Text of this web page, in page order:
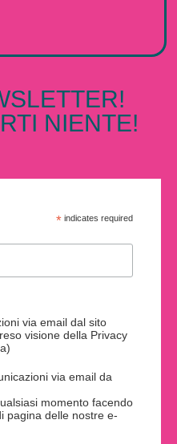
NIENTE!
* indicates required
via email dal sito
visione della Privacy
via email da
momento facendo
pagina delle nostre e-